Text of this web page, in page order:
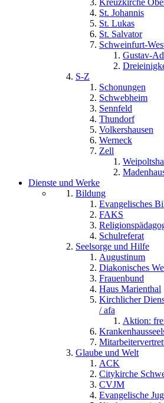
Kreuzkirche
St. Johannis
St. Lukas
St. Salvator
Schweinfurt-
Gustav-
S-Z
Schonungen
Schwebheim
Sennfeld
Thundorf
Volkershausen
Werneck
Zell
Dienste und Werke
Bildung
Evangelisches
FAKS
Schulreferat
Seelsorge und Hilfe
Augustinum
Diakonisches
Frauenbund
Haus Marienthal
Kirchlicher
/ afa
Aktion:
Glaube und Welt
ACK
Citykirche
CVJM
Evangelische